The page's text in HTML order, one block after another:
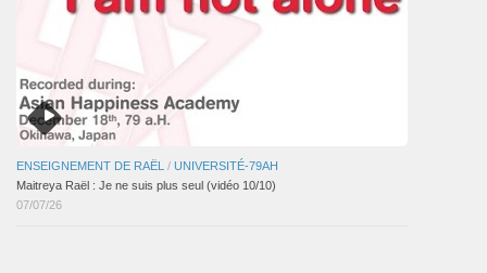
ENSEIGNEMENT DE RAËL / UNIVERSITÉ-79AH
Maitreya Raël : Je ne suis plus seul (vidéo 10/10)
07/07/26